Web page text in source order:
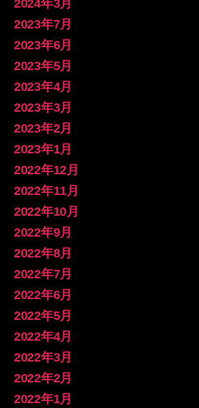
2024年3月
2023年7月
2023年6月
2023年5月
2023年4月
2023年3月
2023年2月
2023年1月
2022年12月
2022年11月
2022年10月
2022年9月
2022年8月
2022年7月
2022年6月
2022年5月
2022年4月
2022年3月
2022年2月
2022年1月